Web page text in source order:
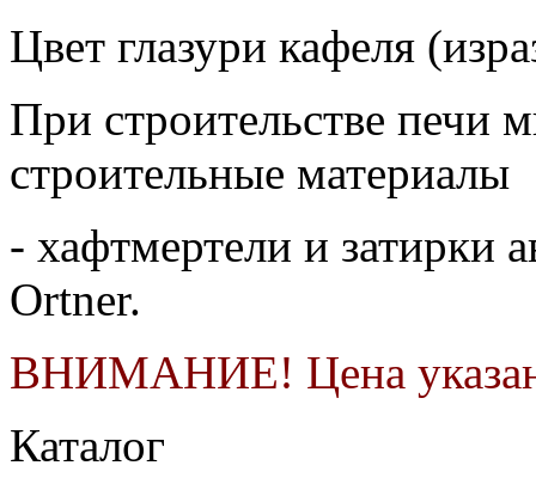
Цвет глазури кафеля
При строительстве печи
строительные материалы
- хафтмертели и затирки
Ortner.
ВНИМАНИЕ! Цена
Каталог